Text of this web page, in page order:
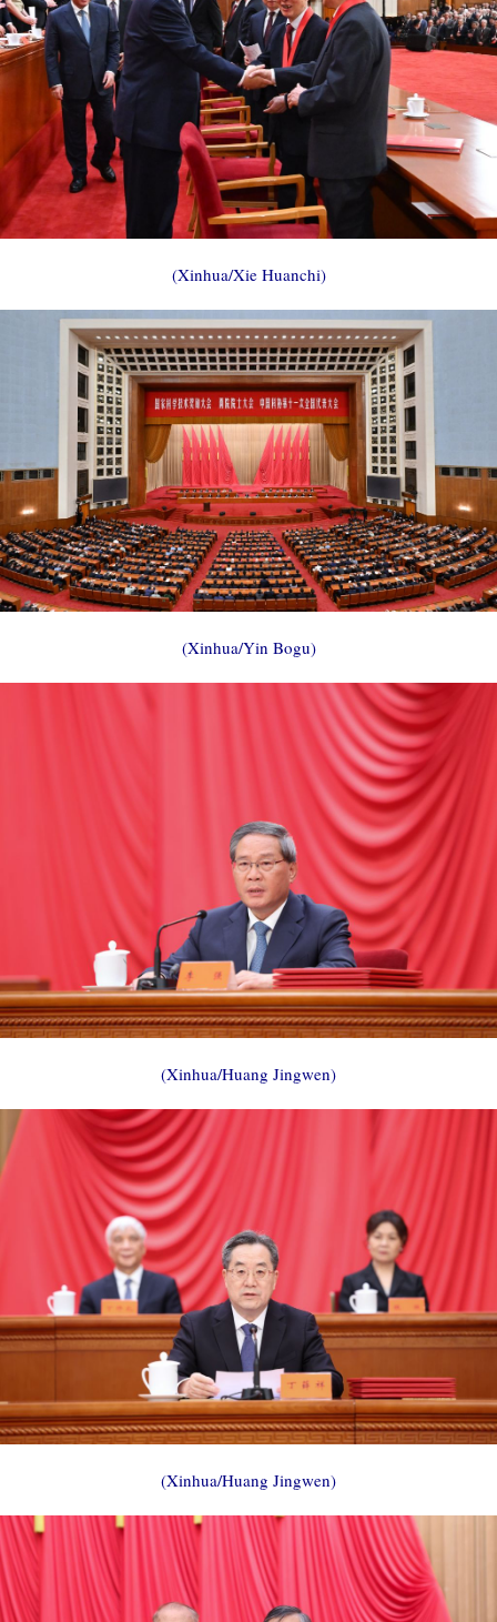
(Xinhua/Xie Huanchi)
(Xinhua/Yin Bogu)
(Xinhua/Huang Jingwen)
(Xinhua/Huang Jingwen)